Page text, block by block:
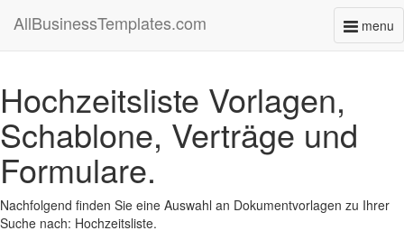
menu
AllBusinessTemplates.com
Hochzeitsliste Vorlagen,
Schablone, Verträge und
Formulare.
Nachfolgend finden Sie eine Auswahl an Dokumentvorlagen zu Ihrer
Suche nach: Hochzeitsliste.